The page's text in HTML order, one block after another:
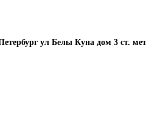
ул Белы Куна дом 3 ст.